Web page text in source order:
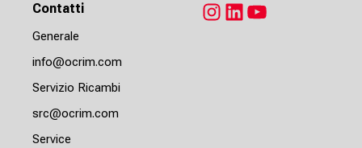
Instagram
LinkedIn
YouTube
Contatti
Generale
info@ocrim.com
Servizio Ricambi
src@ocrim.com
Service